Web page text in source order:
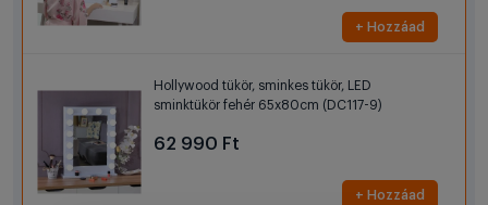
+ Hozzáad
Hollywood tükör, sminkes tükör, LED
sminktükör fehér 65x80cm (DC117-9)
62 990 Ft
+ Hozzáad